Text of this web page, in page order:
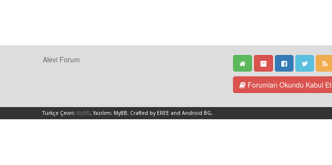
Alevi Forum
Forumları Okundu Kabul Et
Türkçe Çeviri: MyBB, Yazılım: MyBB. Crafted by EREE and Android BG.